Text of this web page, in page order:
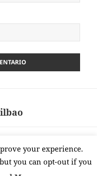
your experience.
you can opt-out if you